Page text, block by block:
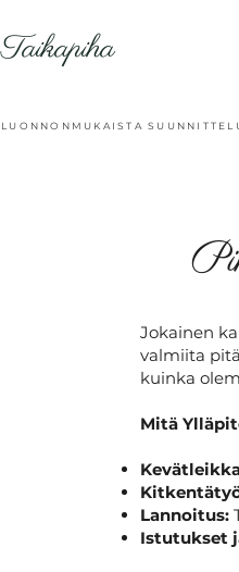
Taikapiha
LUONNONMUKAISTA
Jokainen
valmiita
kuinka
Mitä
Lannoitus:
Istutukset